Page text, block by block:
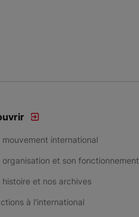
mouvement international
organisation et son fonctionnement
histoire et nos archives
à l'international